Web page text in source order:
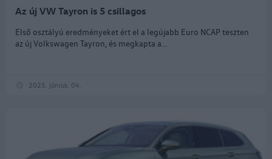
Az új VW Tayron is 5 csillagos
Első osztályú eredményeket ért el a legújabb Euro NCAP teszten
az új Volkswagen Tayron, és megkapta a...
2025. június. 04.